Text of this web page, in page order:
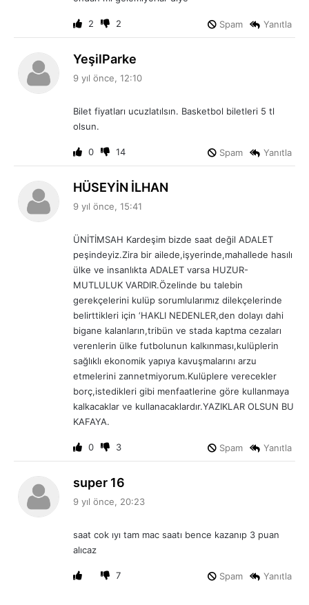
2 2 Yanıtla
Spam
YeşilParke
e
9 yıl önce, 12:10
Bilet fiyatları ucuzlatılsın. Basketbol biletleri 5 tl
olsun.
0 14 Yanıtla
Spam
HÜSEYİN İLHAN
i
9 yıl önce, 15:41
ÜNİTİMSAH Kardeşim bizde saat değil ADALET
peşindeyiz.Zira bir ailede,işyerinde,mahallede hasılı
ülke ve insanlıkta ADALET varsa HUZUR-
MUTLULUK VARDIR.Özelinde bu talebin
gerekçelerini kulüp sorumlularımız dilekçelerinde
belirttikleri için ‘HAKLI NEDENLER,den dolayı dahi
bigane kalanların,tribün ve stada kaptma cezaları
verenlerin ülke futbolunun kalkınması,kulüplerin
sağlıklı ekonomik yapıya kavuşmalarını arzu
etmelerini zannetmiyorum.Kulüplere verecekler
borç,istedikleri gibi menfaatlerine göre kullanmaya
kalkacaklar ve kullanacaklardır.YAZIKLAR OLSUN BU
KAFAYA.
0 3 Yanıtla
Spam
super 16
e
9 yıl önce, 20:23
saat cok ıyı tam mac saatı bence kazanıp 3 puan
alıcaz
7 Yanıtla
Spam